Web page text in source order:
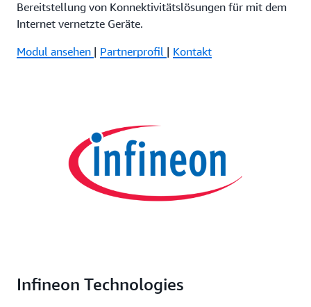
Bereitstellung von Konnektivitätslösungen für mit dem
Internet vernetzte Geräte.
Modul ansehen | Partnerprofil | Kontakt
Infineon Technologies